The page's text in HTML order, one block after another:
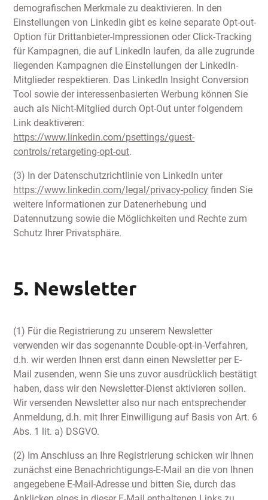
demografischen Merkmale zu deaktivieren. In den
Einstellungen von LinkedIn gibt es keine separate Opt-out-
Option für Drittanbieter-Impressionen oder Click-Tracking
für Kampagnen, die auf LinkedIn laufen, da alle zugrunde
liegenden Kampagnen die Einstellungen der LinkedIn-
Mitglieder respektieren. Das LinkedIn Insight Conversion
Tool sowie der interessenbasierten Werbung können Sie
auch als Nicht-Mitglied durch Opt-Out unter folgendem
Link deaktiveren:
https://www.linkedin.com/psettings/guest-
controls/retargeting-opt-out.
(3) In der Datenschutzrichtlinie von LinkedIn unter
https://www.linkedin.com/legal/privacy-policyfinden Sie
weitere Informationen zur Datenerhebung und
Datennutzung sowie die Möglichkeiten und Rechte zum
Schutz Ihrer Privatsphäre.
5. Newsletter
(1) Für die Registrierung zu unserem Newsletter
verwenden wir das sogenannte Double-opt-in-Verfahren,
d.h. wir werden Ihnen erst dann einen Newsletter per E-
Mail zusenden, wenn Sie uns zuvor ausdrücklich bestätigt
haben, dass wir den Newsletter-Dienst aktivieren sollen.
Wir versenden Newsletter also nur nach entsprechender
Anmeldung, d.h. mit Ihrer Einwilligung auf Basis von Art. 6
Abs. 1 lit. a) DSGVO.
(2) Im Anschluss an Ihre Registrierung schicken wir Ihnen
zunächst eine Benachrichtigungs-E-Mail an die von Ihnen
angegebene E-Mail-Adresse und bitten Sie, durch das